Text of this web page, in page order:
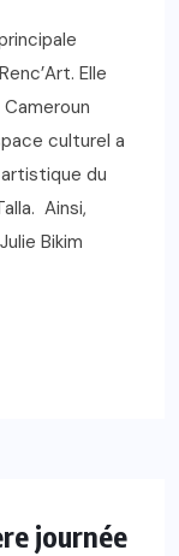
Elle
culturel a
du
Ainsi,
Bikim
journée